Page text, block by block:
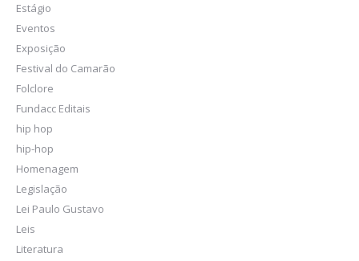
Estágio
Eventos
Exposição
Festival do Camarão
Folclore
Fundacc Editais
hip hop
hip-hop
Homenagem
Legislação
Lei Paulo Gustavo
Leis
Literatura